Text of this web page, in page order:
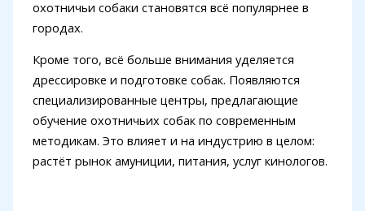
охотничьи собаки становятся всё популярнее в
городах.
Кроме того, всё больше внимания уделяется
дрессировке и подготовке собак. Появляются
специализированные центры, предлагающие
обучение охотничьих собак по современным
методикам. Это влияет и на индустрию в целом:
растёт рынок амуниции, питания, услуг кинологов.